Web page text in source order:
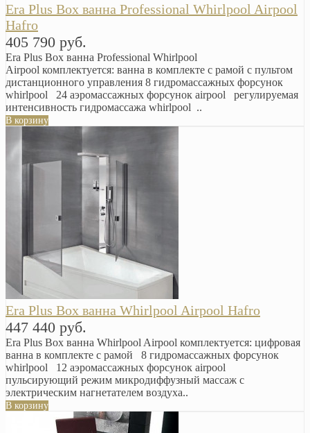
Era Plus Box ванна Professional Whirlpool Airpool
Hafro
405 790 руб.
Era Plus Box ванна Professional Whirlpool
Airpool комплектуется: ванна в комплекте с рамой с пультом
дистанционного управления 8 гидромассажных форсунок
whirlpool 24 аэромассажных форсунок airpool регулируемая
интенсивность гидромассажа whirlpool ..
В корзину
Era Plus Box ванна Whirlpool Airpool Hafro
447 440 руб.
Era Plus Box ванна Whirlpool Airpool комплектуется: цифровая
ванна в комплекте с рамой 8 гидромассажных форсунок
whirlpool 12 аэромассажных форсунок airpool
пульсирующий режим микродиффузный массаж с
электрическим нагнетателем воздуха..
В корзину